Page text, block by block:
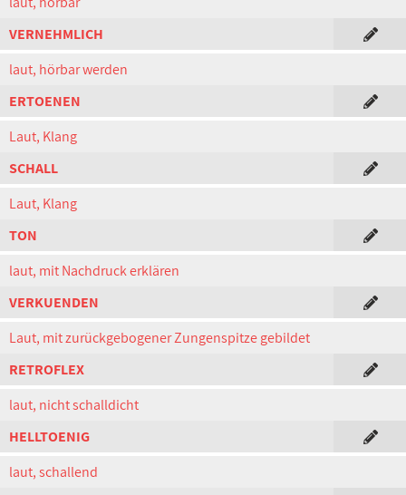
VERNEHMLICH
laut, hörbar werden
ERTOENEN
Laut, Klang
SCHALL
Laut, Klang
TON
laut, mit Nachdruck erklären
VERKUENDEN
Laut, mit zurückgebogener Zungenspitze gebildet
RETROFLEX
laut, nicht schalldicht
HELLTOENIG
laut, schallend